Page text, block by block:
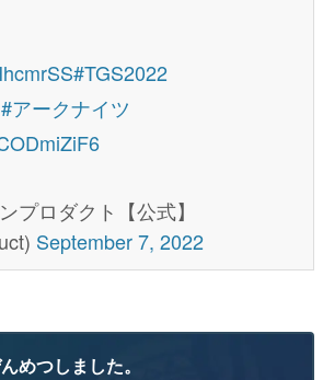
#TGS2022
#アークナイツ
ロダクト【公式】
September 7, 2022
めつしました。